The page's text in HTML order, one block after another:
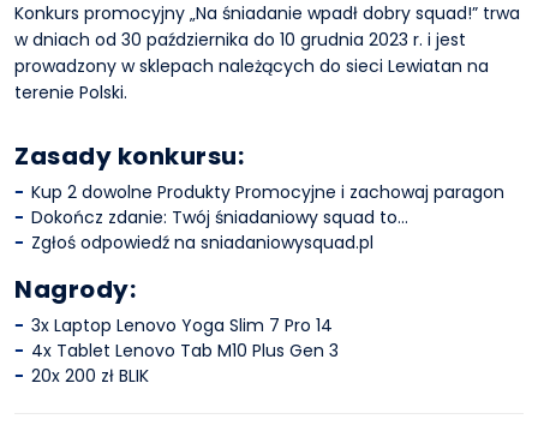
Konkurs promocyjny „Na śniadanie wpadł dobry squad!” trwa
w dniach od 30 października do 10 grudnia 2023 r. i jest
prowadzony w sklepach należących do sieci Lewiatan na
terenie Polski.
Zasady konkursu:
Kup 2 dowolne Produkty Promocyjne i zachowaj paragon
Dokończ zdanie: Twój śniadaniowy squad to…
Zgłoś odpowiedź na sniadaniowysquad.pl
Nagrody:
3x Laptop Lenovo Yoga Slim 7 Pro 14
4x Tablet Lenovo Tab M10 Plus Gen 3
20x 200 zł BLIK